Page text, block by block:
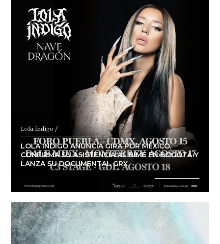
Lola índigo /
LOLA INDIGO ANUNCIA GIRA POR MÉXICO,
CONFIRMA SU ASISTENCIA AL BIME EN BOGOTÁ Y
LANZA SU DOCUMENTAL GRX